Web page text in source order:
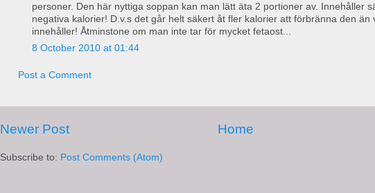
personer. Den här nyttiga soppan kan man lätt äta 2 portioner av. Innehåller
negativa kalorier! D.v.s det går helt säkert åt fler kalorier att förbränna den än
innehåller! Åtminstone om man inte tar för mycket fetaost...
8 October 2010 at 01:44
Post a Comment
Newer Post Home
Subscribe to: Post Comments (Atom)